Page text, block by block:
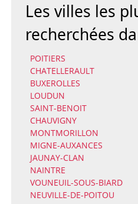
Les villes les
recherchées
POITIERS
CHATELLERAULT
BUXEROLLES
LOUDUN
SAINT-BENOIT
CHAUVIGNY
MONTMORILLON
MIGNE-AUXANCES
JAUNAY-CLAN
NAINTRE
VOUNEUIL-SOUS-BIARD
NEUVILLE-DE-POITOU